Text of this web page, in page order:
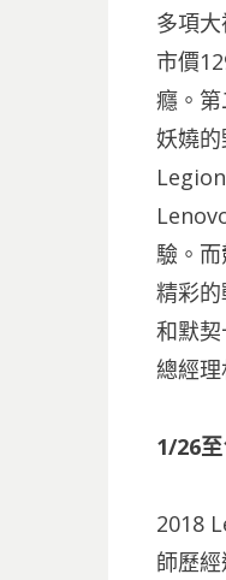
多項
市價
癮。
妖嬈
驗。
精彩
和默
總經
1/26
2018
師歷